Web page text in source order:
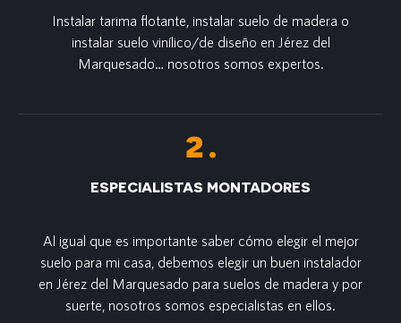
Instalar tarima flotante, instalar suelo de madera o
instalar suelo vinílico/de diseño en Jérez del
Marquesado… nosotros somos expertos.
ESPECIALISTAS MONTADORES
Al igual que es importante saber cómo elegir el mejor
suelo para mi casa, debemos elegir un buen instalador
en Jérez del Marquesado para suelos de madera y por
suerte, nosotros somos especialistas en ellos.